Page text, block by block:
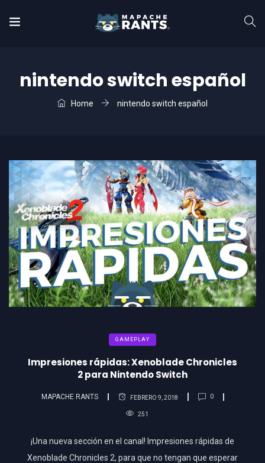
nintendo switch español
Home nintendo switch español
GAMEPLAY
Impresiones rápidas: Xenoblade Chronicles
2 para Nintendo Switch
MAPACHE RANTS FEBRERO 9, 2018 0
251
¡Una nueva sección en el canal! Impresiones rápidas de
Xenoblade Chronicles 2, para que no tengan que esperar